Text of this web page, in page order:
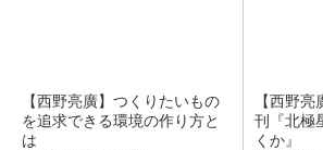
【西野亮廣】つくりたいもの
を追求できる環境の作り方と
は
【西野
刊『北極
くか』